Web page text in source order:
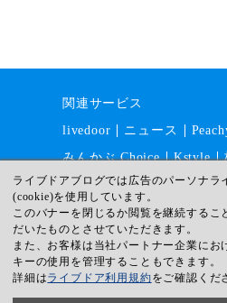
関連サービス
livedoor
ニュース
みんかぶ Choice
Kstyle
運営会社 採用情報
利用
ガイドライン
サイトマッ
プライバシー
ヘルプ
ライブドアブログでは広告のパーソナラ
(cookie)を使用しています。
このバナーを閉じるか閲覧を継続するこ
だいたものとさせていただきます。
また、お客様は当社パートナー企業にお
キーの使用を管理することもできます。
詳細はライブドア利用規約をご確認くだ